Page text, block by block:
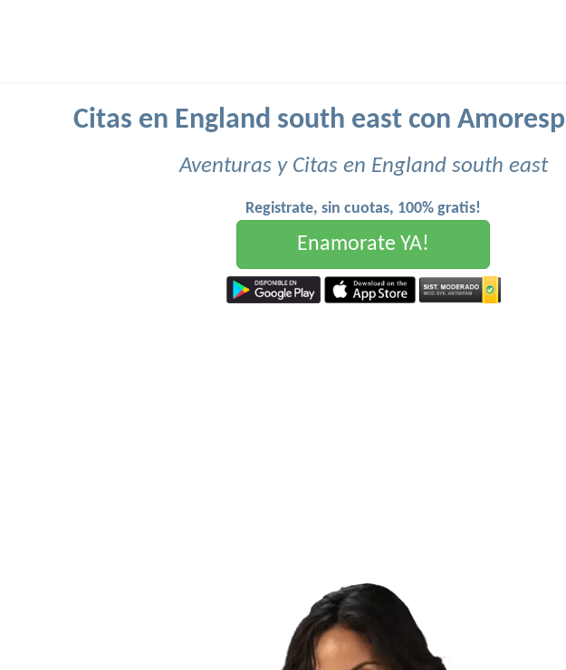
Citas en England south east con
Aventuras y Citas en England south east
Registrate, sin cuotas, 100% gratis!
Enamorate YA!